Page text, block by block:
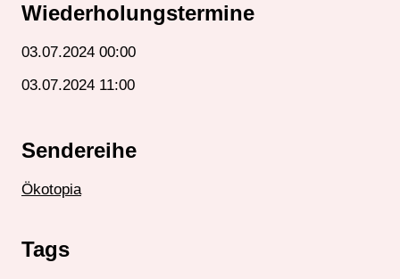
Wiederholungstermine
03.07.2024 00:00
03.07.2024 11:00
Sendereihe
Ökotopia
Tags